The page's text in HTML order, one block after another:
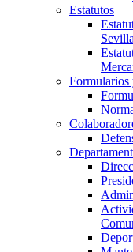
Estatutos
Sevilla
Formularios